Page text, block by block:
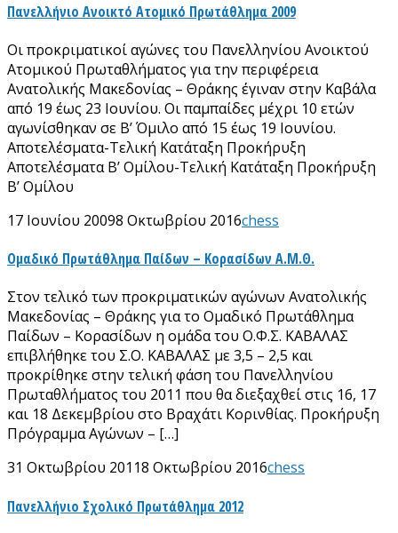
Πανελλήνιο Ανοικτό Ατομικό Πρωτάθλημα 2009
Οι προκριματικοί αγώνες του Πανελληνίου Ανοικτού
Ατομικού Πρωταθλήματος για την περιφέρεια
Ανατολικής Μακεδονίας – Θράκης έγιναν στην Καβάλα
από 19 έως 23 Ιουνίου. Οι παμπαίδες μέχρι 10 ετών
αγωνίσθηκαν σε Β’ Όμιλο από 15 έως 19 Ιουνίου.
Αποτελέσματα-Τελική Κατάταξη Προκήρυξη
Αποτελέσματα Β’ Ομίλου-Τελική Κατάταξη Προκήρυξη
Β’ Ομίλου
17 Ιουνίου 20098 Οκτωβρίου 2016chess
Ομαδικό Πρωτάθλημα Παίδων – Κορασίδων Α.Μ.Θ.
Στον τελικό των προκριματικών αγώνων Ανατολικής
Μακεδονίας – Θράκης για το Ομαδικό Πρωτάθλημα
Παίδων – Κορασίδων η ομάδα του Ο.Φ.Σ. ΚΑΒΑΛΑΣ
επιβλήθηκε του Σ.Ο. ΚΑΒΑΛΑΣ με 3,5 – 2,5 και
προκρίθηκε στην τελική φάση του Πανελληνίου
Πρωταθλήματος του 2011 που θα διεξαχθεί στις 16, 17
και 18 Δεκεμβρίου στο Βραχάτι Κορινθίας. Προκήρυξη
Πρόγραμμα Αγώνων – […]
31 Οκτωβρίου 20118 Οκτωβρίου 2016chess
Πανελλήνιο Σχολικό Πρωτάθλημα 2012